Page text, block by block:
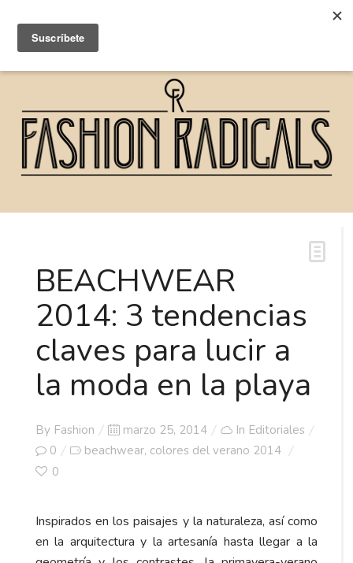
BEACHWEAR
2014: 3 tendencias
claves para lucir a
la moda en la playa
By Fashion
Posted
on
marzo 25, 2014 In Editoriales
0
beachwear, colores del verano 2014
0
Inspirados en los paisajes y la naturaleza, así como
en la arquitectura y la artesanía hasta llegar a la